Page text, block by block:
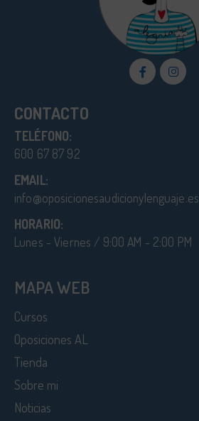
CONTACTO
TELÉFONO:
600 67 87 92
EMAIL:
info@oposicionesaudicionylenguaje.es
HORARIO:
Lunes - Viernes / 9:00 AM - 2:00 PM
MAPA WEB
Cursos
Oposiciones AL
Tienda
Sobre mi
Noticias